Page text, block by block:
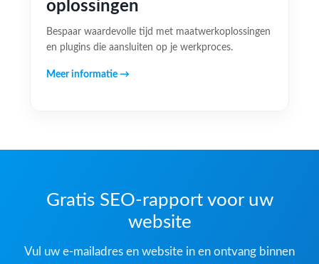
oplossingen
Bespaar waardevolle tijd met maatwerkoplossingen
en plugins die aansluiten op je werkproces.
Meer informatie →
Gratis SEO-rapport voor uw
website
Vul uw e-mailadres en website in en ontvang binnen